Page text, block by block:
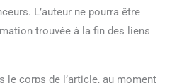
L’auteur ne pourra être
trouvée à la fin des liens
le corps de l’article, au moment